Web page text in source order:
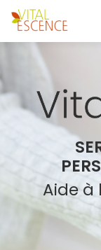
Aller
au
contenu
principal
Aide à